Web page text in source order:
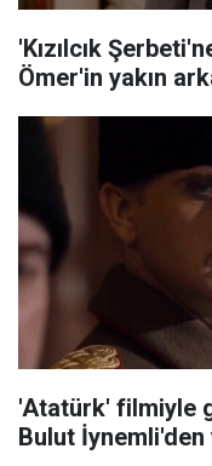
'Kızılcık
Ömer'in yakın
'Atatürk' filmiyle
Bulut İynemli'den